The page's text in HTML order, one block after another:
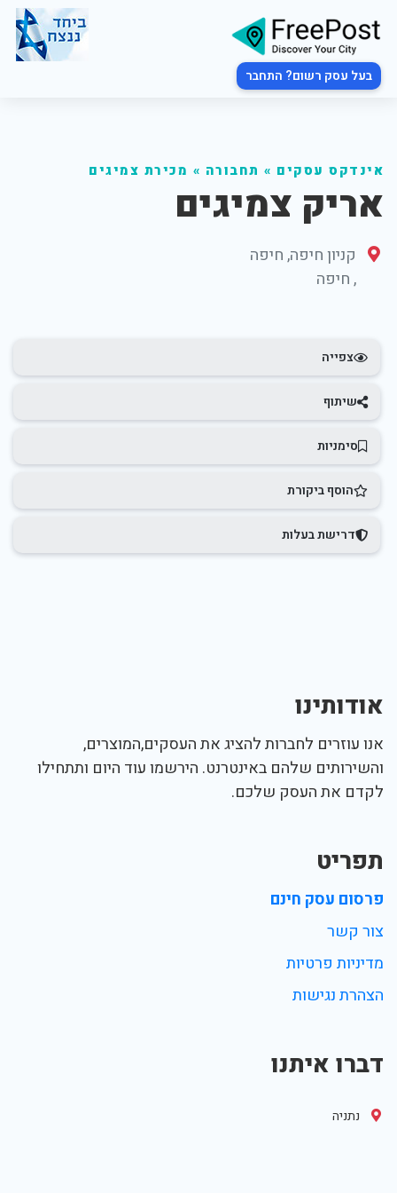
בעל עסק רשום? התחבר
אינדקס עסקים » תחבורה » מכירת צמיגים
אריק צמיגים
קניון חיפה, חיפה
,חיפה
צפייה
שיתוף
סימניות
הוסף ביקורת
דרישת בעלות
אודותינו
אנו עוזרים לחברות להציג את העסקים,המוצרים,
והשירותים שלהם באינטרנט. הירשמו עוד היום ותתחילו
לקדם את העסק שלכם.
תפריט
פרסום עסק חינם
צור קשר
מדיניות פרטיות
הצהרת נגישות
דברו איתנו
נתניה